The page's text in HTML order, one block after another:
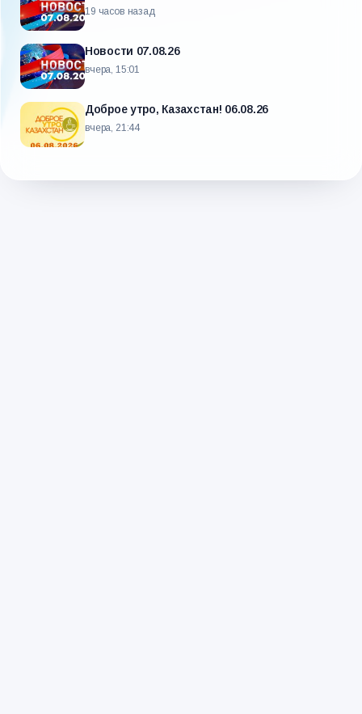
19 часов назад
Новости 07.08.26
вчера, 15:01
Доброе утро, Казахстан! 06.08.26
вчера, 21:44